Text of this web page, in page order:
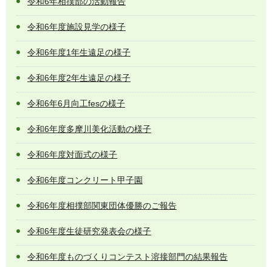
令和6年度施設見学の様子
令和6年度1年生遠足の様子
令和6年度2年生遠足の様子
令和6年6月向工fesの様子
令和6年度多摩川美化活動の様子
令和6年度対面式の様子
令和6年度コンクリート甲子園
令和6年度相撲部関東団体優勝のご報告
令和6年度生徒研究発表会の様子
令和6年度ものづくりコンテスト溶接部門の結果報告